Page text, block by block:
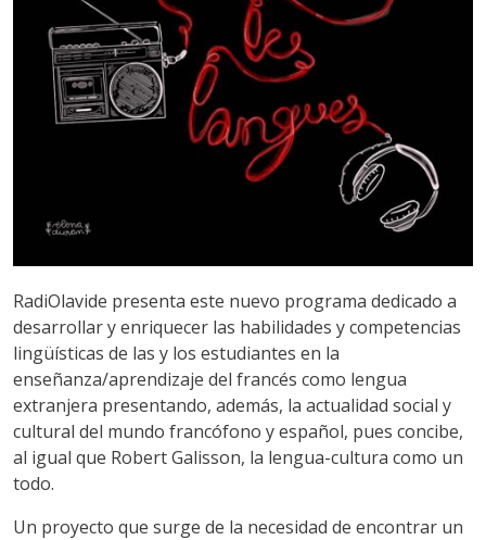
RadiOlavide presenta este nuevo programa dedicado a
desarrollar y enriquecer las habilidades y competencias
lingüísticas de las y los estudiantes en la
enseñanza/aprendizaje del francés como lengua
extranjera presentando, además, la actualidad social y
cultural del mundo francófono y español, pues concibe,
al igual que Robert Galisson, la lengua-cultura como un
todo.
Un proyecto que surge de la necesidad de encontrar un